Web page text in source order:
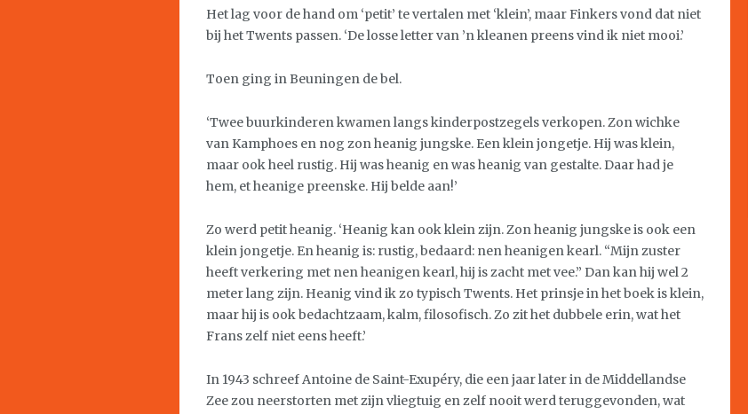
Het lag voor de hand om ‘petit’ te vertalen met ‘klein’, maar Finkers vond dat niet
bij het Twents passen. ‘De losse letter van ’n kleanen preens vind ik niet mooi.’
Toen ging in Beuningen de bel.
‘Twee buurkinderen kwamen langs kinderpostzegels verkopen. Zon wichke
van Kamphoes en nog zon heanig jungske. Een klein jongetje. Hij was klein,
maar ook heel rustig. Hij was heanig en was heanig van gestalte. Daar had je
hem, et heanige preenske. Hij belde aan!’
Zo werd petit heanig. ‘Heanig kan ook klein zijn. Zon heanig jungske is ook een
klein jongetje. En heanig is: rustig, bedaard: nen heanigen kearl. “Mijn zuster
heeft verkering met nen heanigen kearl, hij is zacht met vee.” Dan kan hij wel 2
meter lang zijn. Heanig vind ik zo typisch Twents. Het prinsje in het boek is klein,
maar hij is ook bedachtzaam, kalm, filosofisch. Zo zit het dubbele erin, wat het
Frans zelf niet eens heeft.’
In 1943 schreef Antoine de Saint-Exupéry, die een jaar later in de Middellandse
Zee zou neerstorten met zijn vliegtuig en zelf nooit werd teruggevonden, wat